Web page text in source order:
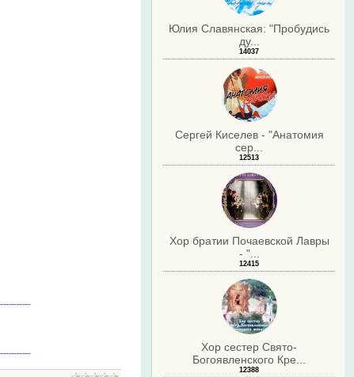
Юлия Славянская: "Пробудись
ду...
14037
Сергей Киселев - "Анатомия
сер...
12513
Хор братии Почаевской Лавры
- "...
12415
Хор сестер Свято-
Богоявленского Кре...
12388